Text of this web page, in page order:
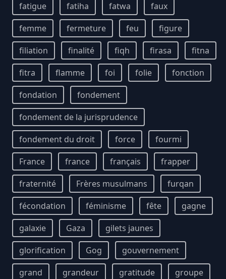
fatigue
fatiha fatwa
faux
femme
fermeture feu
figure
filiation
finalité fiqh firasa
fitna
fitra
flamme foi folie
fonction
fondation
fondement
fondement de la jurisprudence
fondement du droit
force
fourmi
France
france français
frapper
fraternité
Frères musulmans
furqan
fécondation
féminisme fête
gagne
galaxie
Gaza
gilets jaunes
glorification
Gog
gouvernement
grand
grandeur gratitude
groupe